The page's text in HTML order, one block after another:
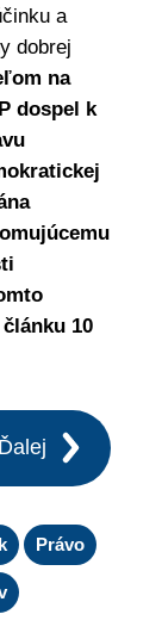
a
dobrej
na
dospel k
10
Ďalej
Právo